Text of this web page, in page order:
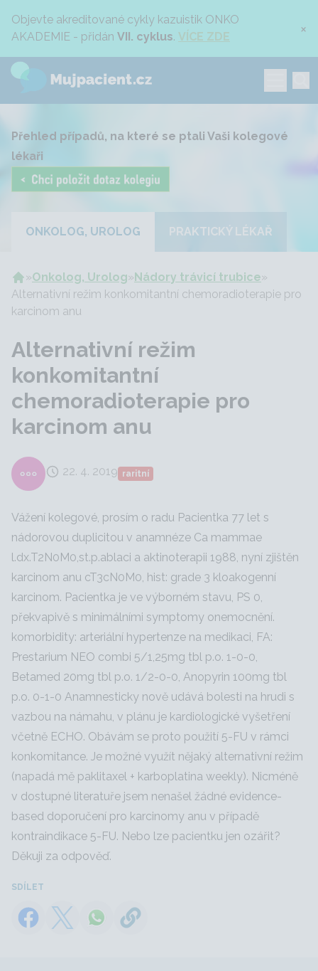
Objevte akreditované cykly kazuistik ONKO
AKADEMIE - přidán VII. cyklus. VÍCE ZDE ×
Přehled případů, na které se ptali Vaši kolegové
lékaři
ONKOLOG, UROLOG PRAKTICKÝ LÉKAŘ
»Onkolog, Urolog»Nádory trávicí trubice»
Alternativní režim konkomitantní chemoradioterapie pro
karcinom anu
Alternativní režim
konkomitantní
chemoradioterapie pro
karcinom anu
22. 4. 2019 raritní
Vážení kolegové, prosím o radu Pacientka 77 let s
nádorovou duplicitou v anamnéze Ca mammae
l.dx.T2N0M0,st.p.ablaci a aktinoterapii 1988, nyní zjištěn
karcinom anu cT3cN0M0, hist: grade 3 kloakogenní
karcinom. Pacientka je ve výborném stavu, PS 0,
překvapivě s minimálními symptomy onemocnění.
komorbidity: arteriální hypertenze na medikaci, FA:
Prestarium NEO combi 5/1,25mg tbl p.o. 1-0-0,
Betamed 20mg tbl p.o. 1/2-0-0, Anopyrin 100mg tbl
p.o. 0-1-0 Anamnesticky nově udává bolesti na hrudi s
vazbou na námahu, v plánu je kardiologické vyšetření
včetně ECHO. Obávám se proto použití 5-FU v rámci
konkomitance. Je možné využít nějaký alternativní režim
(napadá mě paklitaxel + karboplatina weekly). Nicméně
v dostupné literatuře jsem nenašel žádné evidence-
based doporučení pro karcinomy anu v případě
kontraindikace 5-FU. Nebo lze pacientku jen ozářit?
Děkuji za odpověď.
SDÍLET